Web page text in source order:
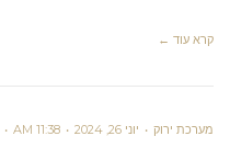
קרא עוד ←
מערכת ירוק יוני 26, 2024 11:38 AM